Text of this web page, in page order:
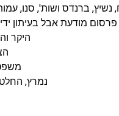
, נשיץ, ברנדס ושות', סנו,
פרסום מודעת אבל בעיתון
היקר
נמרץ,